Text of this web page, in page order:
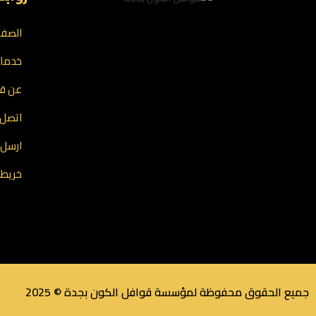
عن
جميع الحقوق محفوظة لمؤسسة قوافل الكون بجدة © 2025